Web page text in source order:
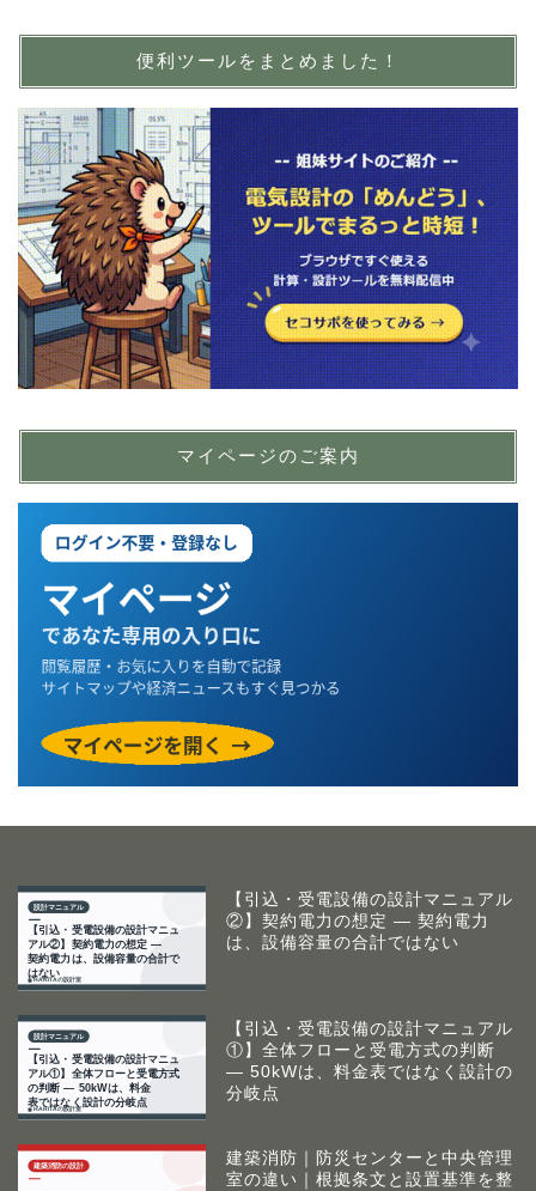
便利ツールをまとめました！
マイページのご案内
【引込・受電設備の設計マニュアル
②】契約電力の想定 ― 契約電力
は、設備容量の合計ではない
【引込・受電設備の設計マニュアル
①】全体フローと受電方式の判断
― 50kWは、料金表ではなく設計の
分岐点
建築消防｜防災センターと中央管理
室の違い｜根拠条文と設置基準を整